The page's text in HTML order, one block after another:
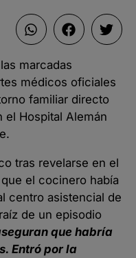
marcadas
médicos oficiales
familiar directo
el Hospital Alemán
tras revelarse en el
el cocinero había
centro asistencial de
de un episodio
que habría
Entró por la